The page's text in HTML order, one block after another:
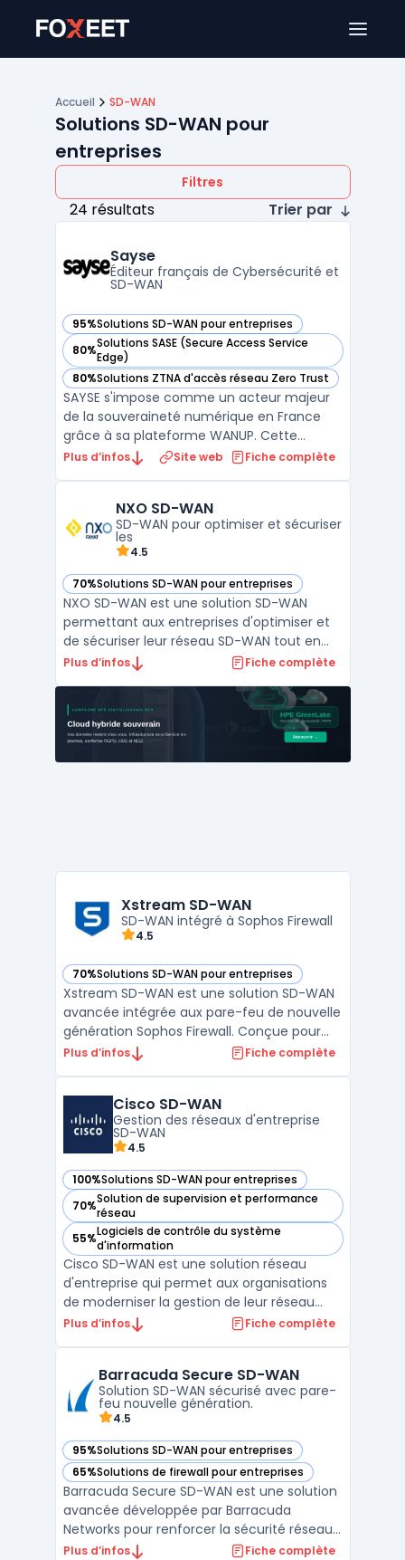
Accueil SD-WAN
Solutions SD-WAN pour
entreprises
Filtres
24 résultats Trier par
Sayse
Éditeur français de Cybersécurité et
SD-WAN
95%Solutions SD-WAN pour entreprises
— voir Sayse dans cette catégorie
80%Solutions SASE (Secure Access Service
Edge)
— voir Sayse dans cette catégorie
80%Solutions ZTNA d'accès réseau Zero Trust
— voir Sayse dans cette catégorie
SAYSE s'impose comme un acteur majeur
de la souveraineté numérique en France
grâce à sa plateforme WANUP. Cette
solution de SD-WAN permet aux entreprises
plusieurs types d'accès comme la fibre
optique, la 4G/5G ou le satel ...
Plus d’infos Site web Fiche complète
NXO SD-WAN
SD-WAN pour optimiser et sécuriser
les
4.5
70%Solutions SD-WAN pour entreprises
— voir NXO SD-WAN dans cette catégorie
NXO SD-WAN est une solution SD-WAN
permettant aux entreprises d'optimiser et
de sécuriser leur réseau SD-WAN tout en
améliorant la performance de leurs
technologies avancées de virtualisation et
d'automatisation, cette solution offre une
architecture SD-WAN a ...
Plus d’infos Fiche complète
Xstream SD-WAN
SD-WAN intégré à Sophos Firewall
4.5
70%Solutions SD-WAN pour entreprises
— voir Xstream SD-WAN dans cette catégorie
Xstream SD-WAN est une solution SD-WAN
avancée intégrée aux pare-feu de nouvelle
génération Sophos Firewall. Conçue pour
optimiser la connectivité réseau et la
de la disponibilité des liaisons. Grâce à son
moteur ...
Plus d’infos Fiche complète
Cisco SD-WAN
Gestion des réseaux d'entreprise
SD-WAN
4.5
100%Solutions SD-WAN pour entreprises
— voir Cisco SD-WAN dans cette catégorie
70%Solution de supervision et performance
réseau
— voir Cisco SD-WAN dans cette catégorie
55%Logiciels de contrôle du système
d'information
— voir Cisco SD-WAN dans cette catégorie
Cisco SD-WAN est une solution réseau
d'entreprise qui permet aux organisations
de moderniser la gestion de leur réseau
WAN tout en intégrant des options de
Conçue pour optimiser les performances
réseau, cette technologie s'appuie s ...
Plus d’infos Fiche complète
Barracuda Secure SD-WAN
Solution SD-WAN sécurisé avec pare-
feu nouvelle génération.
4.5
95%Solutions SD-WAN pour entreprises
— voir Barracuda Secure SD-WAN dans cette catégorie
65%Solutions de firewall pour entreprises
— voir Barracuda Secure SD-WAN dans cette catégorie
Barracuda Secure SD-WAN est une solution
avancée développée par Barracuda
Networks pour renforcer la sécurité réseau
et optimiser la connectivité des entreprises.
Plus d’infos Fiche complète